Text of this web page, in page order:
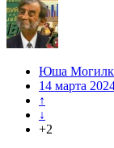
Юша
14 марта
↑
↓
+2